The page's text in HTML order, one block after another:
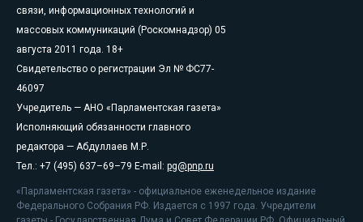
связи, информационных технологий и
массовых коммуникаций (Роскомнадзор) 05
августа 2011 года. 18+
Свидетельство о регистрации Эл № ФС77-
46097
Учредитель — АНО «Парламентская газета»
Исполняющий обязанности главного
редактора — Абдуллаев М.Р.
Тел.: +7 (495) 637–69–79 E-mail: pg@pnp.ru
«Парламентская газета» - официальное еженедельное издание
Федерального Собрания РФ. Издается с 1997 года. Учредители